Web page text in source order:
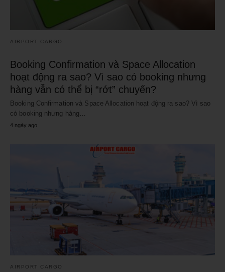
AIRPORT CARGO
Booking Confirmation và Space Allocation
hoạt động ra sao? Vì sao có booking nhưng
hàng vẫn có thể bị “rớt” chuyến?
Booking Confirmation và Space Allocation hoạt động ra sao? Vì sao
có booking nhưng hàng…
4 ngày ago
AIRPORT CARGO